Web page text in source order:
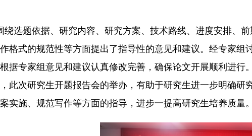
绕选题依据、研究内容、研究方案、技术路线、进度安排、
格式的规范性等方面提出了指导性的意见和建议。经专家组
据专家组意见和建议认真修改完善，确保论文开展顺利进行。
此次研究生开题报告会的举办，有助于研究生进一步明确
实施、规范写作等方面的指导，进步一提高研究生培养质量。